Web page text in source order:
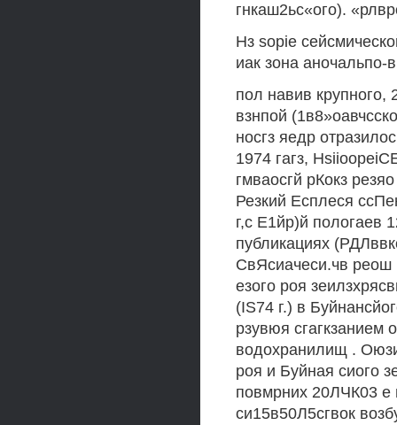
гнкаш2ьс«ого).
Нз sopie
иак зона аночальпо-
пол навив крупного,
взнпой
носгз яедр
1974 гагз,
гмваосгй рКокз
Резкий Есплеся
г,с Е1йр)й пологаев
публикациях
СвЯсиачеси.чв реош
езого роя
(IS74 г.) в
рзувюя сгагкзанием
водохранилищ .
роя и Буйная сиого
повмрних 20ЛЧК03 е
си15в50Л5сгвок